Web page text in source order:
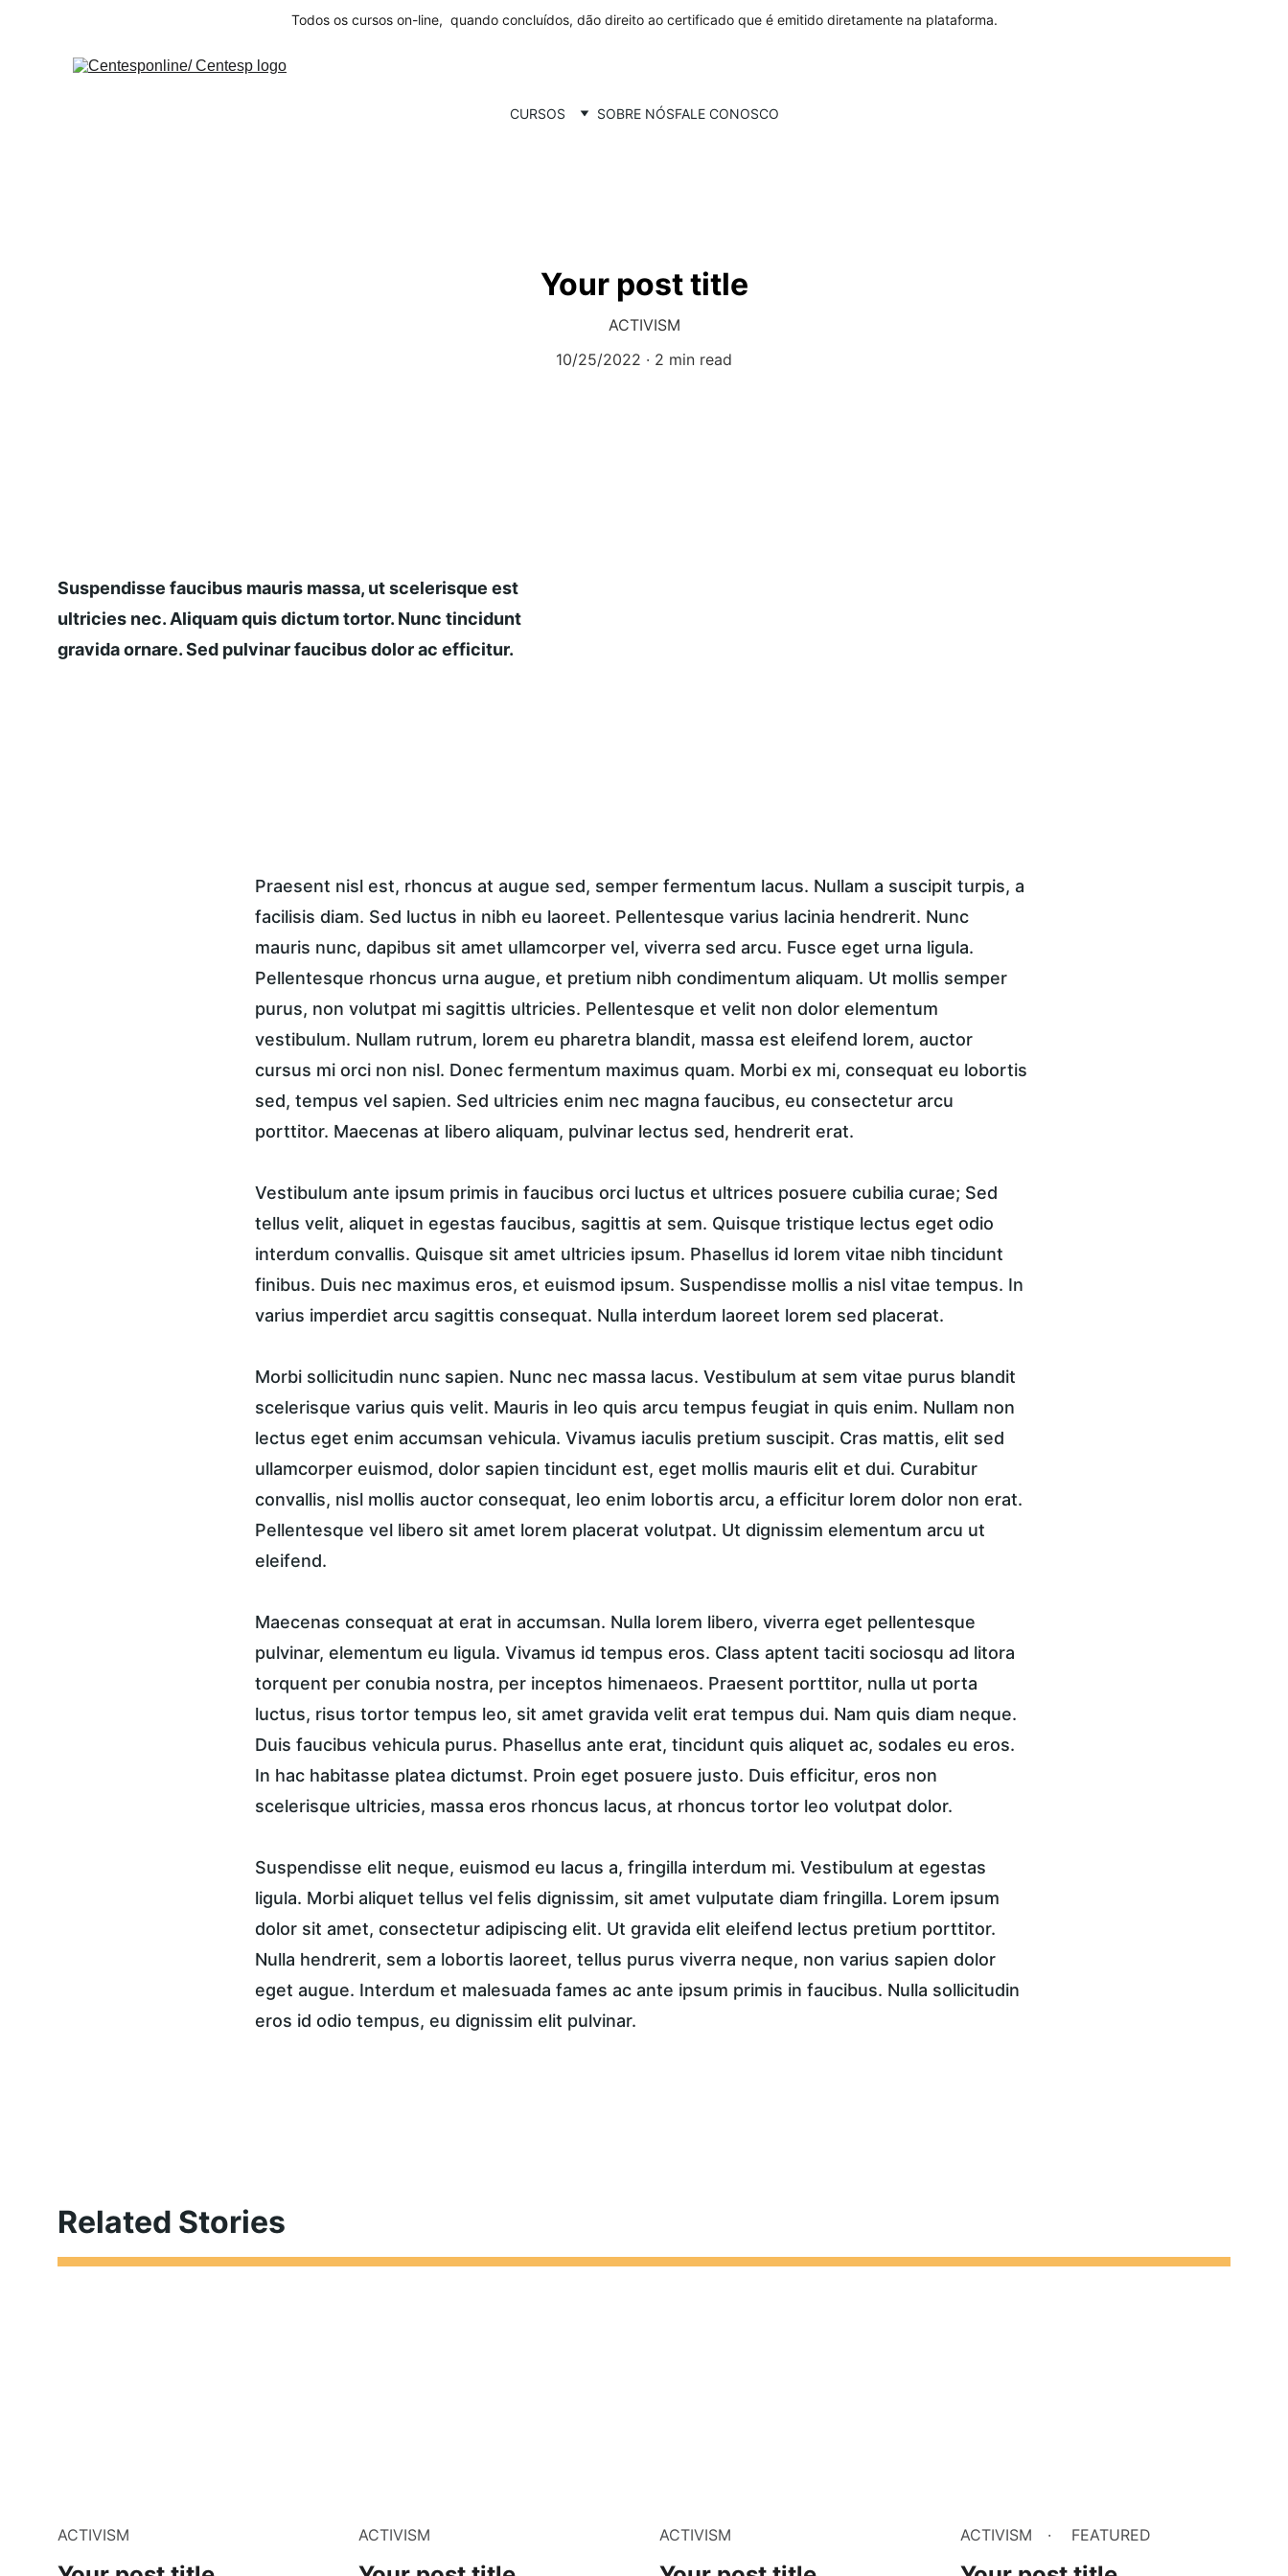
Todos os cursos on-line,  quando concluídos, dão direito ao certificado que é emitido diretamente na plataforma.
CURSOS SOBRE NÓSFALE CONOSCO
Your post title
ACTIVISM
10/25/2022
2 min read
Suspendisse faucibus mauris massa, ut scelerisque est
ultricies nec. Aliquam quis dictum tortor. Nunc tincidunt
gravida ornare. Sed pulvinar faucibus dolor ac efficitur.
Praesent nisl est, rhoncus at augue sed, semper fermentum lacus. Nullam a suscipit turpis, a
facilisis diam. Sed luctus in nibh eu laoreet. Pellentesque varius lacinia hendrerit. Nunc
mauris nunc, dapibus sit amet ullamcorper vel, viverra sed arcu. Fusce eget urna ligula.
Pellentesque rhoncus urna augue, et pretium nibh condimentum aliquam. Ut mollis semper
purus, non volutpat mi sagittis ultricies. Pellentesque et velit non dolor elementum
vestibulum. Nullam rutrum, lorem eu pharetra blandit, massa est eleifend lorem, auctor
cursus mi orci non nisl. Donec fermentum maximus quam. Morbi ex mi, consequat eu lobortis
sed, tempus vel sapien. Sed ultricies enim nec magna faucibus, eu consectetur arcu
porttitor. Maecenas at libero aliquam, pulvinar lectus sed, hendrerit erat.
Vestibulum ante ipsum primis in faucibus orci luctus et ultrices posuere cubilia curae; Sed
tellus velit, aliquet in egestas faucibus, sagittis at sem. Quisque tristique lectus eget odio
interdum convallis. Quisque sit amet ultricies ipsum. Phasellus id lorem vitae nibh tincidunt
finibus. Duis nec maximus eros, et euismod ipsum. Suspendisse mollis a nisl vitae tempus. In
varius imperdiet arcu sagittis consequat. Nulla interdum laoreet lorem sed placerat.
Morbi sollicitudin nunc sapien. Nunc nec massa lacus. Vestibulum at sem vitae purus blandit
scelerisque varius quis velit. Mauris in leo quis arcu tempus feugiat in quis enim. Nullam non
lectus eget enim accumsan vehicula. Vivamus iaculis pretium suscipit. Cras mattis, elit sed
ullamcorper euismod, dolor sapien tincidunt est, eget mollis mauris elit et dui. Curabitur
convallis, nisl mollis auctor consequat, leo enim lobortis arcu, a efficitur lorem dolor non erat.
Pellentesque vel libero sit amet lorem placerat volutpat. Ut dignissim elementum arcu ut
eleifend.
Maecenas consequat at erat in accumsan. Nulla lorem libero, viverra eget pellentesque
pulvinar, elementum eu ligula. Vivamus id tempus eros. Class aptent taciti sociosqu ad litora
torquent per conubia nostra, per inceptos himenaeos. Praesent porttitor, nulla ut porta
luctus, risus tortor tempus leo, sit amet gravida velit erat tempus dui. Nam quis diam neque.
Duis faucibus vehicula purus. Phasellus ante erat, tincidunt quis aliquet ac, sodales eu eros.
In hac habitasse platea dictumst. Proin eget posuere justo. Duis efficitur, eros non
scelerisque ultricies, massa eros rhoncus lacus, at rhoncus tortor leo volutpat dolor.
Suspendisse elit neque, euismod eu lacus a, fringilla interdum mi. Vestibulum at egestas
ligula. Morbi aliquet tellus vel felis dignissim, sit amet vulputate diam fringilla. Lorem ipsum
dolor sit amet, consectetur adipiscing elit. Ut gravida elit eleifend lectus pretium porttitor.
Nulla hendrerit, sem a lobortis laoreet, tellus purus viverra neque, non varius sapien dolor
eget augue. Interdum et malesuada fames ac ante ipsum primis in faucibus. Nulla sollicitudin
eros id odio tempus, eu dignissim elit pulvinar.
Related Stories
ACTIVISM ACTIVISM ACTIVISM ACTIVISM FEATURED